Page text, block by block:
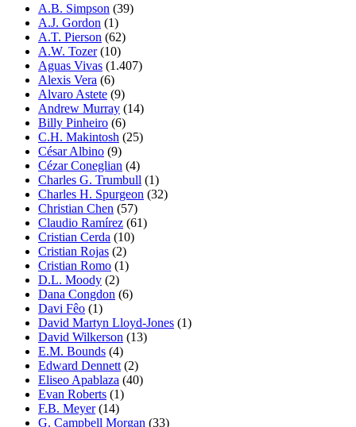
A.B. Simpson (39)
A.J. Gordon (1)
A.T. Pierson (62)
A.W. Tozer(10)
Aguas Vivas (1.407)
Alexis Vera (6)
Alvaro Astete (9)
Andrew Murray (14)
Billy Pinheiro (6)
C.H. Makintosh (25)
César Albino (9)
Cézar Coneglian (4)
Charles G. Trumbull (1)
Charles H. Spurgeon (32)
Christian Chen (57)
Claudio Ramírez (61)
Cristian Cerda (10)
Cristian Rojas (2)
Cristian Romo (1)
D.L. Moody (2)
Dana Congdon (6)
Davi Fêo (1)
David Martyn Lloyd-Jones (1)
David Wilkerson (13)
E.M. Bounds (4)
Edward Dennett (2)
Eliseo Apablaza (40)
Evan Roberts (1)
F.B. Meyer(14)
G. Campbell Morgan (33)